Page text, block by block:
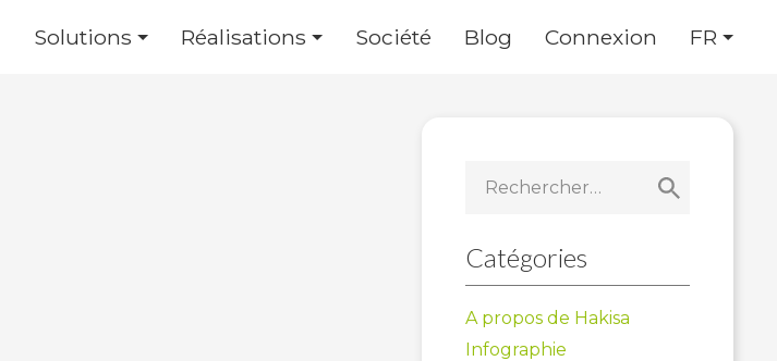
Solutions Réalisations Société Blog Connexion FR
Catégories
A propos de Hakisa
Infographie